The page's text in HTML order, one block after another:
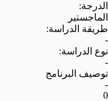
الدرجة:
الماجستير
طريقة الدراسة:
-
نوع الدراسة:
-
توصيف البرنامج
-
0